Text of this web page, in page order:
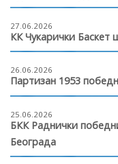
27.06.2026
КК Чукарички
26.06.2026
Партизан 1953
25.06.2026
БКК Раднички
Београда